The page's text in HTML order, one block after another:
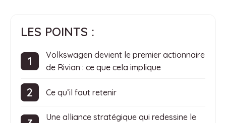
LES POINTS :
Volkswagen devient le premier actionnaire
de Rivian : ce que cela implique
Ce qu’il faut retenir
Une alliance stratégique qui redessine le